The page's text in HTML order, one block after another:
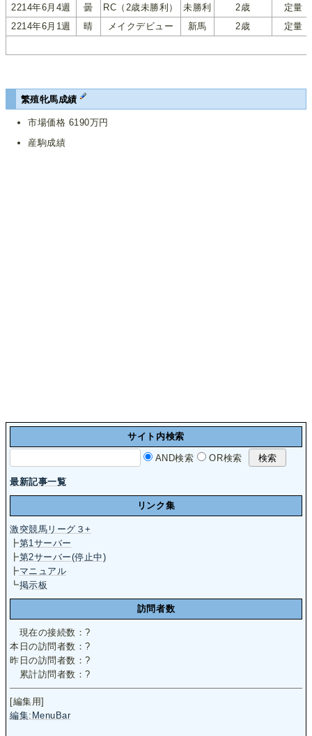
2214年6月4週
曇 RC（2歳未勝利） 未勝利 2歳
定量
2214年6月1週
晴 メイクデビュー 新馬 2歳 定量
繁殖牝馬成績
市場価格 6190万円
産駒成績
サイト内検索
AND検索 OR検索
最新記事一覧
リンク集
激突競馬リーグ３+
┣第1サーバー
┣第2サーバー(停止中)
┣マニュアル
┗掲示板
訪問者数
現在の接続数：?
本日の訪問者数：?
昨日の訪問者数：?
累計訪問者数：?
[編集用]
編集:MenuBar